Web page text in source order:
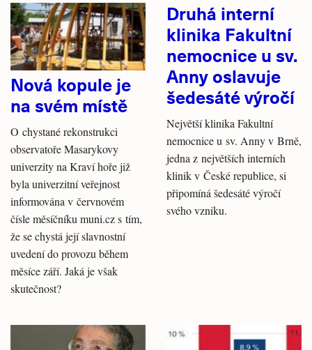
Nová kopule je
na svém místě
O chystané rekonstrukci
observatoře Masarykovy
univerzity na Kraví hoře již
byla univerzitní veřejnost
informována v červnovém
čísle měsíčníku muni.cz s tím,
že se chystá její slavnostní
uvedení do provozu během
měsíce září. Jaká je však
skutečnost?
Druhá interní
klinika Fakultní
nemocnice u sv.
Anny oslavuje
šedesáté výročí
Největší klinika Fakultní
nemocnice u sv. Anny v Brně,
jedna z největších interních
klinik v České republice, si
připomíná šedesáté výročí
svého vzniku.